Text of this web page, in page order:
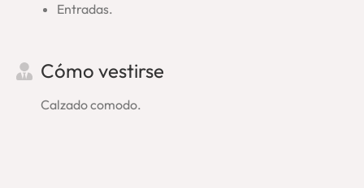
Entradas.
Cómo vestirse
Calzado comodo.